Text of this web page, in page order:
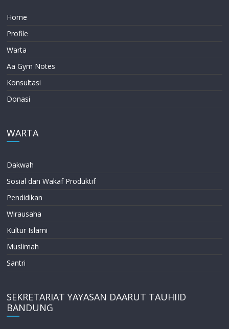
Home
Profile
Warta
Aa Gym Notes
Konsultasi
Donasi
WARTA
Dakwah
Sosial dan Wakaf Produktif
Pendidikan
Wirausaha
Kultur Islami
Muslimah
Santri
SEKRETARIAT YAYASAN DAARUT TAUHIID
BANDUNG